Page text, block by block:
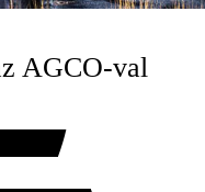
AGCO-val